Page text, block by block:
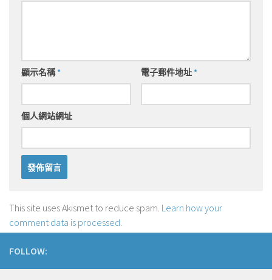
顯示名稱* 電子郵件地址*
個人網站網址
This site uses Akismet to reduce spam. Learn how your
comment data is processed.
FOLLOW: